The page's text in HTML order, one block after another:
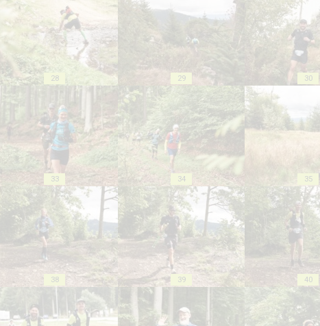
28 29 30
33 34 35
38 39 40